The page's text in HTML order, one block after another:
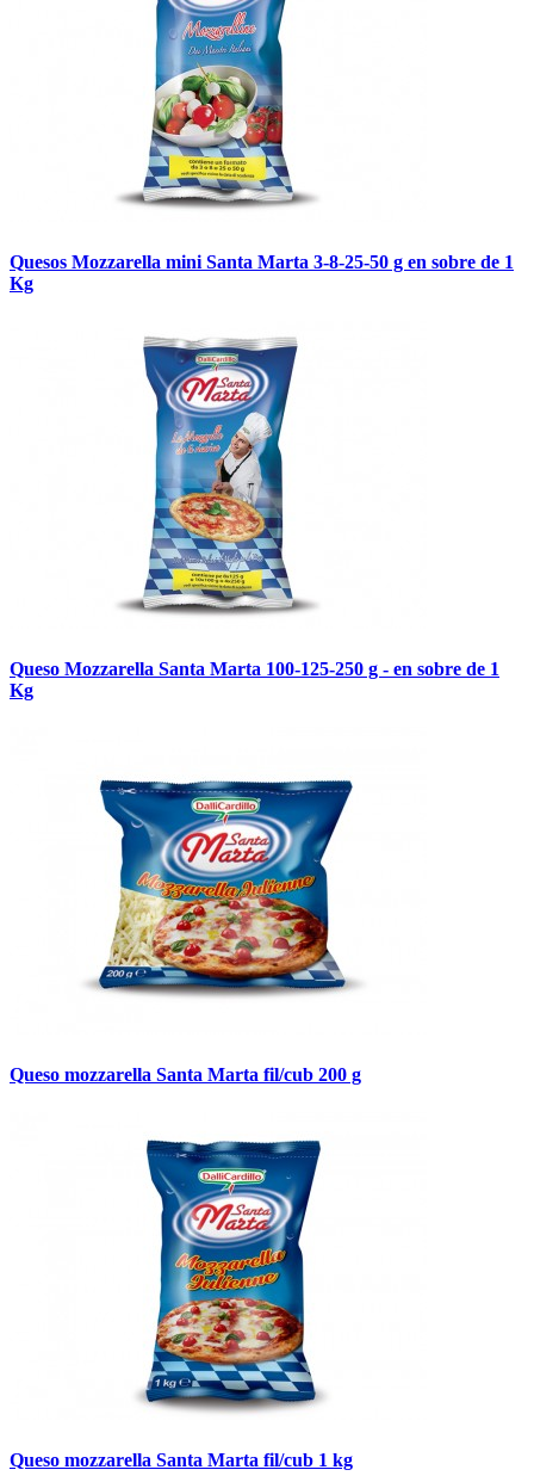
Quesos Mozzarella mini Santa Marta 3-8-25-50 g en sobre de 1
Kg
Queso Mozzarella Santa Marta 100-125-250 g - en sobre de 1
Kg
Queso mozzarella Santa Marta fil/cub 200 g
Queso mozzarella Santa Marta fil/cub 1 kg